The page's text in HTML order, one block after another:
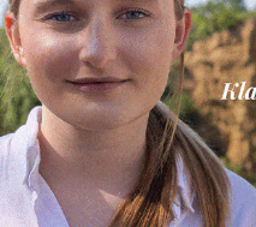
Weekender: cosa fare nel
fine settimana in
Valdarno
Weekender 7 Agosto 2026